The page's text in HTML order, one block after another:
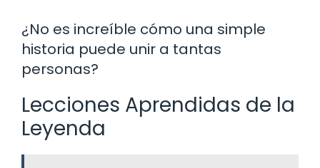
¿No es increíble cómo una simple
historia puede unir a tantas
personas?
Lecciones Aprendidas de la
Leyenda